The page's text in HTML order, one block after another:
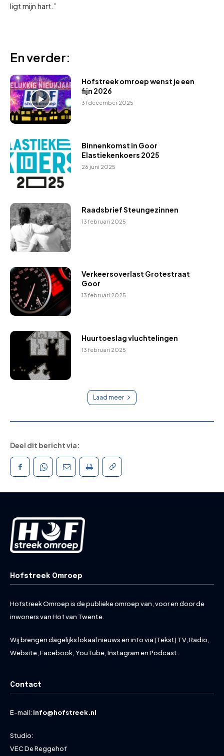
ligt mijn hart.”
En verder:
Hofstreek omroep wenst je een
fijn 2026
31 december 2025
Binnenkomst in Goor
Elastiekenkoers 2025
26 juni 2025
Raadsbrief Steungezinnen
13 februari 2025
Verkeersoverlast Grotestraat
Goor
13 februari 2025
Huurtoeslag vluchtelingen
13 februari 2025
Laad meer
Deel dit bericht via:
Hofstreek Omroep
Hofstreek Omroep is de publieke omroep van, voor en door de
inwoners van Hof van Twente.
Wij brengen dagelijks lokaal nieuws en info via [Tekst] TV, Radio,
Website, Facebook, YouTube, Instagram en Podcast.
Contact
E-mail: info@hofstreek.nl
Studio:
VEC De Reggehof